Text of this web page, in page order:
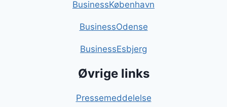
BusinessKøbenhavn
BusinessOdense
BusinessEsbjerg
Øvrige links
Pressemeddelelse